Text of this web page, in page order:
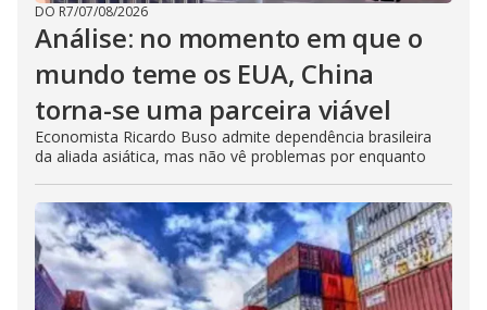
DO R7/07/08/2026
Análise: no momento em que o
mundo teme os EUA, China
torna-se uma parceira viável
Economista Ricardo Buso admite dependência brasileira
da aliada asiática, mas não vê problemas por enquanto